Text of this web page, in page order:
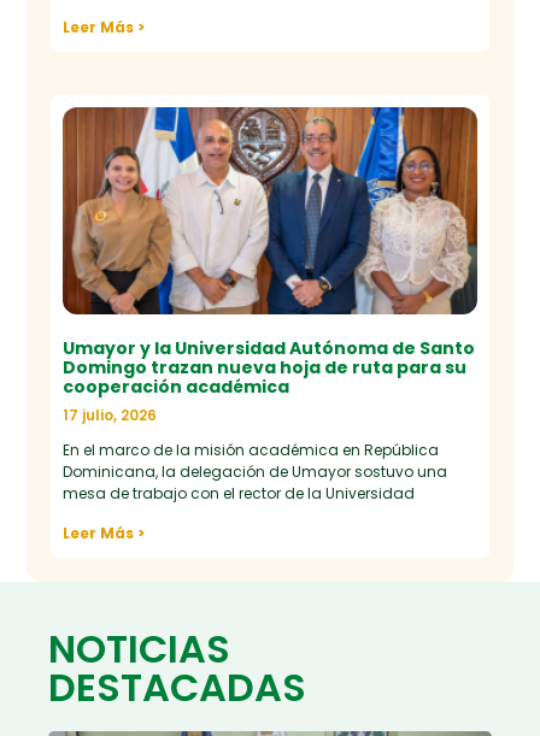
Leer Más >
Umayor y la Universidad Autónoma de Santo
Domingo trazan nueva hoja de ruta para su
cooperación académica
17 julio, 2026
En el marco de la misión académica en República
Dominicana, la delegación de Umayor sostuvo una
mesa de trabajo con el rector de la Universidad
Leer Más >
NOTICIAS
DESTACADAS